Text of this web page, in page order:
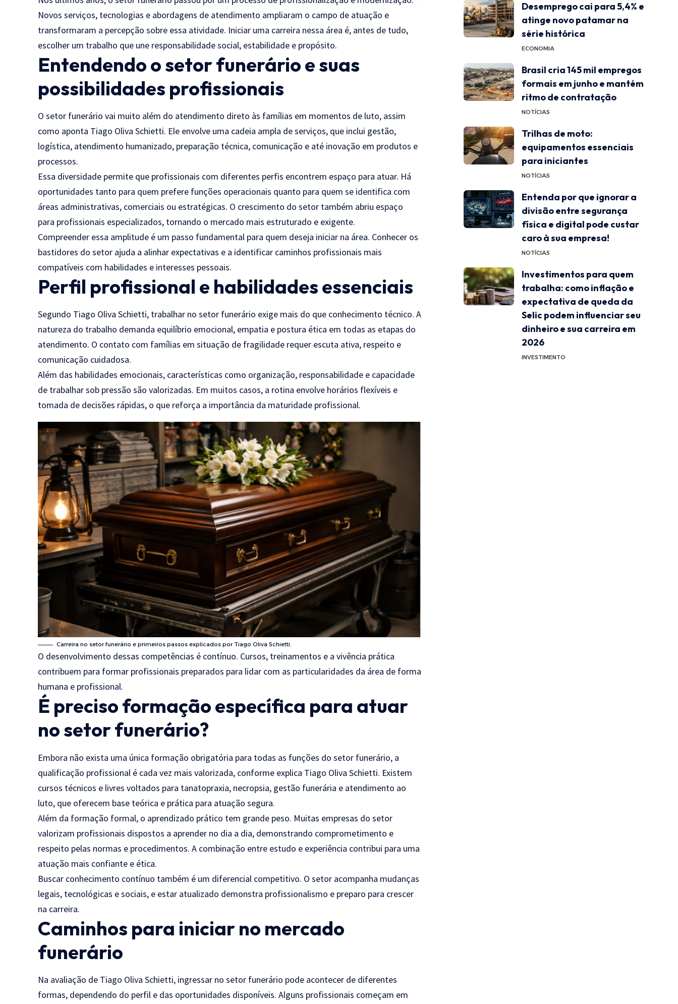
Novos serviços, tecnologias e abordagens de atendimento ampliaram o campo de atuação e
transformaram a percepção sobre essa atividade. Iniciar uma carreira nessa área é, antes de tudo,
escolher um trabalho que une responsabilidade social, estabilidade e propósito.
Entendendo o setor funerário e suas
possibilidades profissionais
O setor funerário vai muito além do atendimento direto às famílias em momentos de luto, assim
como aponta Tiago Oliva Schietti. Ele envolve uma cadeia ampla de serviços, que inclui gestão,
logística, atendimento humanizado, preparação técnica, comunicação e até inovação em produtos e
processos.
Essa diversidade permite que profissionais com diferentes perfis encontrem espaço para atuar. Há
oportunidades tanto para quem prefere funções operacionais quanto para quem se identifica com
áreas administrativas, comerciais ou estratégicas. O crescimento do setor também abriu espaço
para profissionais especializados, tornando o mercado mais estruturado e exigente.
Compreender essa amplitude é um passo fundamental para quem deseja iniciar na área. Conhecer os
bastidores do setor ajuda a alinhar expectativas e a identificar caminhos profissionais mais
compatíveis com habilidades e interesses pessoais.
Perfil profissional e habilidades essenciais
Segundo Tiago Oliva Schietti, trabalhar no setor funerário exige mais do que conhecimento técnico. A
natureza do trabalho demanda equilíbrio emocional, empatia e postura ética em todas as etapas do
atendimento. O contato com famílias em situação de fragilidade requer escuta ativa, respeito e
comunicação cuidadosa.
Além das habilidades emocionais, características como organização, responsabilidade e capacidade
de trabalhar sob pressão são valorizadas. Em muitos casos, a rotina envolve horários flexíveis e
tomada de decisões rápidas, o que reforça a importância da maturidade profissional.
Carreira no setor funerário e primeiros passos explicados por Tiago Oliva Schietti.
O desenvolvimento dessas competências é contínuo. Cursos, treinamentos e a vivência prática
contribuem para formar profissionais preparados para lidar com as particularidades da área de forma
humana e profissional.
É preciso formação específica para atuar
no setor funerário?
Embora não exista uma única formação obrigatória para todas as funções do setor funerário, a
qualificação profissional é cada vez mais valorizada, conforme explica Tiago Oliva Schietti. Existem
cursos técnicos e livres voltados para tanatopraxia, necropsia, gestão funerária e atendimento ao
luto, que oferecem base teórica e prática para atuação segura.
Além da formação formal, o aprendizado prático tem grande peso. Muitas empresas do setor
valorizam profissionais dispostos a aprender no dia a dia, demonstrando comprometimento e
respeito pelas normas e procedimentos. A combinação entre estudo e experiência contribui para uma
atuação mais confiante e ética.
Buscar conhecimento contínuo também é um diferencial competitivo. O setor acompanha mudanças
legais, tecnológicas e sociais, e estar atualizado demonstra profissionalismo e preparo para crescer
na carreira.
Caminhos para iniciar no mercado
funerário
Na avaliação de Tiago Oliva Schietti, ingressar no setor funerário pode acontecer de diferentes
formas, dependendo do perfil e das oportunidades disponíveis. Alguns profissionais começam em
Desemprego cai para 5,4% e
atinge novo patamar na
série histórica
ECONOMIA
Brasil cria 145 mil empregos
formais em junho e mantém
ritmo de contratação
NOTÍCIAS
Trilhas de moto:
equipamentos essenciais
para iniciantes
NOTÍCIAS
Entenda por que ignorar a
divisão entre segurança
física e digital pode custar
caro à sua empresa!
NOTÍCIAS
Investimentos para quem
trabalha: como inflação e
expectativa de queda da
Selic podem influenciar seu
dinheiro e sua carreira em
2026
INVESTIMENTO